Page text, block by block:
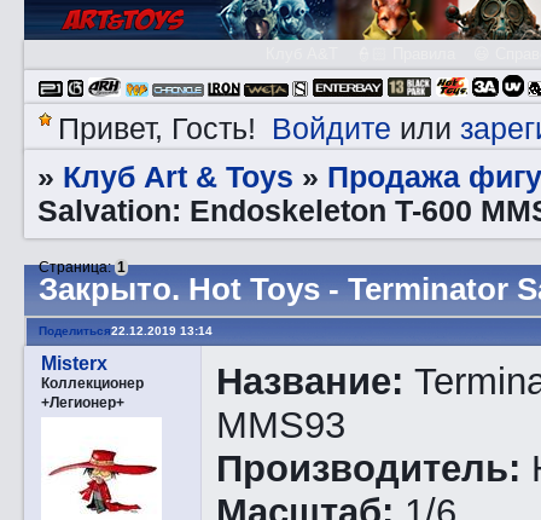
Привет, Гость! Войдите или
» Клуб Art & Toys » Продажа
Salvation: Endoskeleton T-600
Закрытo. Hot Toys - Terminator
Страница:1
Поделиться22.12.2019 13:14
Misterx
Коллекционер
+Легионер+
Название:
MMS93
Производитель: